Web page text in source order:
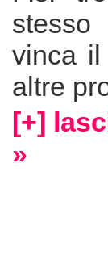
vinca
altre
[+]
»